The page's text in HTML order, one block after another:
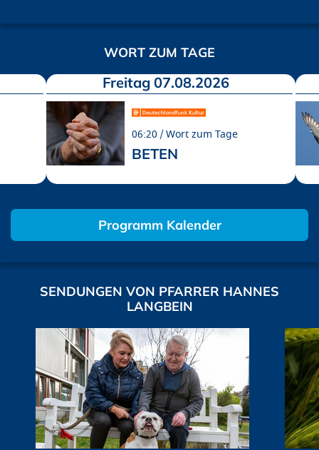
WORT ZUM TAGE
Freitag 07.08.2026
06:20 Wort zum Tage
BETEN
Programm Kalender
SENDUNGEN VON PFARRER HANNES
LANGBEIN